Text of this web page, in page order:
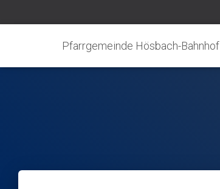
Pfarrgemeinde Hösbach-Bahnhof